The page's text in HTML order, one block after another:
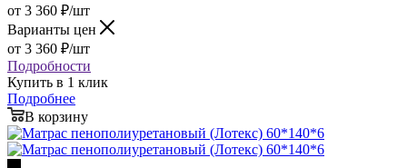
от 3 360 ₽/шт
Варианты цен
от 3 360 ₽/шт
Подробности
Купить в 1 клик
Подробнее
В корзину